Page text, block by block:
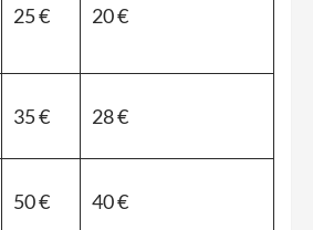
25 € 20 €
35 € 28 €
50 € 40 €